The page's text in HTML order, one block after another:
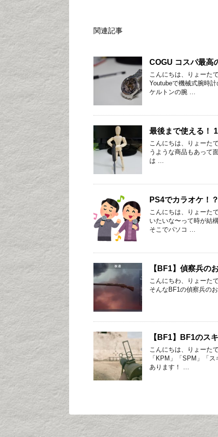
関連記事
COGU コスパ最高
こんにちは、りょーた
Youtubeで機械式腕時
ケルトンの腕 …
最後まで使える！
こんにちは、りょーた
うような商品もあって
は …
PS4でカラオケ！
こんにちは、りょーた
いたいな〜って時が結
そこでパソコ …
【BF1】偵察兵の
こんにちわ、りょーた
そんなBF1の偵察兵の
【BF1】BF1のス
こんにちは、りょーた
「KPM」「SPM」「
あります！ …